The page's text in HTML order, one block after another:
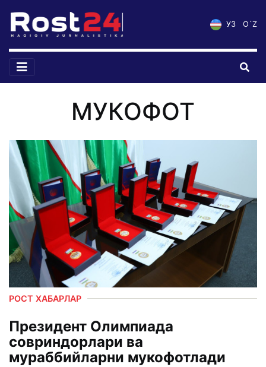
УЗ O`Z
МУКОФОТ
РОСТ ХАБАРЛАР
Президент Олимпиада
совриндорлари ва
мураббийларни мукофотлади